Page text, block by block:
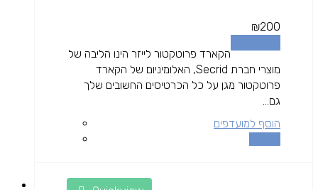
₪200
הקארד פרוטקטור לייזר הינו הליבה של
מוצרי חברת Secrid, האלומיניום של הקארד
פרוטקטור מגן על כל הכרטיסים החשובים שלך
גם...
הוסף למועדפים